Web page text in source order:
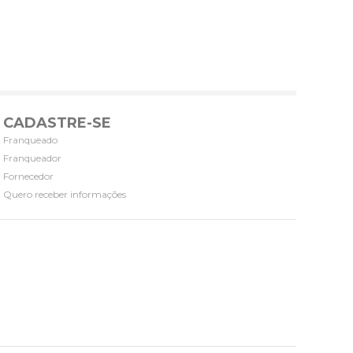
CADASTRE-SE
Franqueado
Franqueador
Fornecedor
Quero receber informações